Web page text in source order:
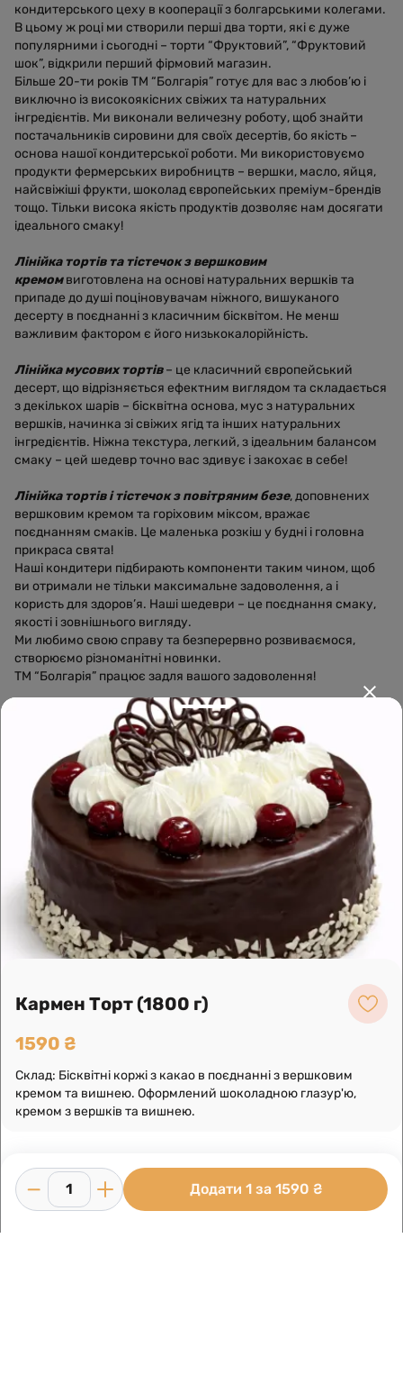
кондитерського цеху в кооперації з болгарськими колегами.
В цьому ж році ми створили перші два торти, які є дуже
популярними і сьогодні – торти “Фруктовий”, “Фруктовий
шок”, відкрили перший фірмовий магазин.
Більше 20-ти років ТМ “Болгарія” готує для вас з любов’ю і
виключно із високоякісних свіжих та натуральних
інгредієнтів. Ми виконали величезну роботу, щоб знайти
постачальників сировини для своїх десертів, бо якість –
основа нашої кондитерської роботи. Ми використовуємо
продукти фермерських виробництв – вершки, масло, яйця,
найсвіжіші фрукти, шоколад європейських преміум-брендів
тощо. Тільки висока якість продуктів дозволяє нам досягати
ідеального смаку!
Лінійка тортів та тістечок з вершковим
кремомвиготовлена на основі натуральних вершків та
припаде до душі поціновувачам ніжного, вишуканого
десерту в поєднанні з класичним бісквітом. Не менш
важливим фактором є його низькокалорійність.
Лінійка мусових тортів– це класичний європейський
десерт, що відрізняється ефектним виглядом та складається
з декількох шарів – бісквітна основа, мус з натуральних
вершків, начинка зі свіжих ягід та інших натуральних
інгредієнтів. Ніжна текстура, легкий, з ідеальним балансом
смаку – цей шедевр точно вас здивує і закохає в себе!
Лінійка тортів і тістечок з повітряним безе, доповнених
вершковим кремом та горіховим міксом, вражає
поєднанням смаків. Це маленька розкіш у будні і головна
прикраса свята!
Наші кондитери підбирають компоненти таким чином, щоб
ви отримали не тільки максимальне задоволення, а і
користь для здоров’я. Наші шедеври – це поєднання смаку,
якості і зовнішнього вигляду.
Ми любимо свою справу та безперервно розвиваємося,
створюємо різноманітні новинки.
ТМ “Болгарія” працює задля вашого задоволення!
Leaflet OpenFreeMap OpenStreetMap
Побудувати маршрут
Кармен Торт (1800 г)
1590 ₴
Склад: Бісквітні коржі з какао в поєднанні з вершковим
кремом та вишнею. Оформлений шоколадною глазур'ю,
кремом з вершків та вишнею.
Додати 1 за 1590 ₴